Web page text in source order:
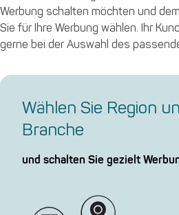
Werbung schalten möchten und
Sie für Ihre Werbung wählen. Ihr
gerne bei der Auswahl des
Wählen Sie Region
Branche
und schalten Sie gezielt